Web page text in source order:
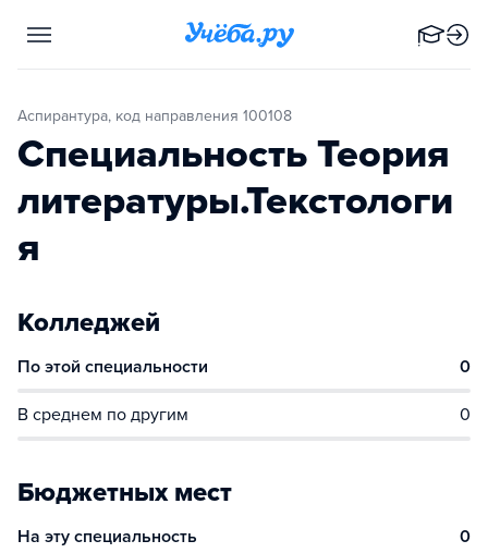
Аспирантура, код направления 100108
Специальность Теория
литературы.Текстологи
я
Колледжей
По этой специальности 0
В среднем по другим 0
Бюджетных мест
На эту специальность 0